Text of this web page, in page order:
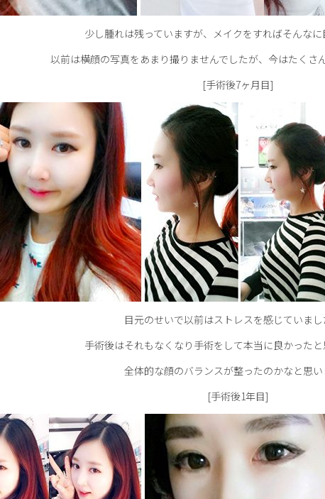
少し腫れは残っていますが、メイクをすればそんなに
以前は横顔の写真をあまり撮りませんでしたが、今はたくさ
[手術後7ヶ月目]
目元のせいで以前はストレスを感じていまし
手術後はそれもなくなり手術をして本当に良かったと
全体的な顔のバランスが整ったのかなと思
[手術後1年目]